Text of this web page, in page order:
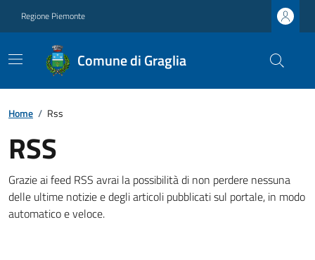
Regione Piemonte
Comune di Graglia
Home / Rss
RSS
Grazie ai feed RSS avrai la possibilità di non perdere nessuna
delle ultime notizie e degli articoli pubblicati sul portale, in modo
automatico e veloce.